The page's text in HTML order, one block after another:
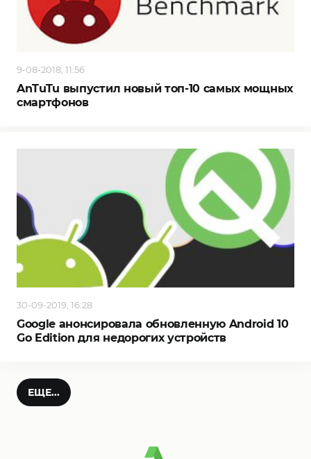
9-08-2018, 11:56
AnTuTu выпустил новый топ-10 самых мощных
смартфонов
30-09-2019, 16:28
Google анонсировала обновленную Android 10
Go Edition для недорогих устройств
ЕЩЕ...